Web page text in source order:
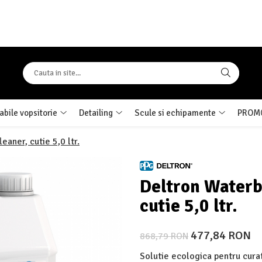
vopsitorie Detailing Scule si echipamente
cutie 5,0 ltr.
Deltron
cutie 5,0 ltr.
868,79 RON 477,84 RON
Solutie ecologica pentru